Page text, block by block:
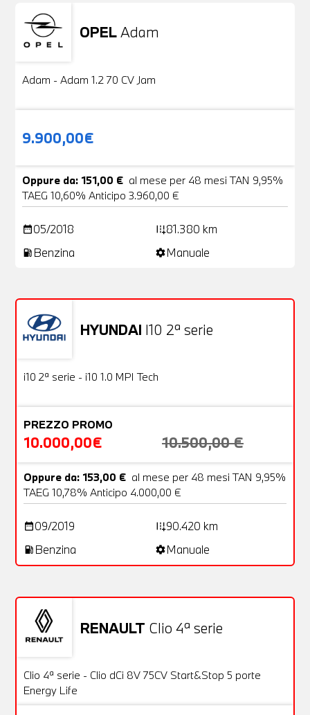
OPELAdam
Usato
Adam - Adam 1.2 70 CV Jam
9.900,00€
Oppure da: 151,00 € al mese per 48 mesi TAN 9,95%
TAEG 10,60% Anticipo 3.960,00 €
date_range05/2018 add_road81.380 km
local_gas_station Benzina settingsManuale
HYUNDAI I10 2ª serie
OFFERTA
Usato
i10 2ª serie - i10 1.0 MPI Tech
PREZZO PROMO
10.000,00€ 10.500,00 €
Oppure da: 153,00 € al mese per 48 mesi TAN 9,95%
TAEG 10,78% Anticipo 4.000,00 €
date_range09/2019 add_road90.420 km
local_gas_station Benzina settingsManuale
RENAULT Clio 4ª serie
OFFERTA
Usato
Clio 4ª serie - Clio dCi 8V 75CV Start&Stop 5 porte
Energy Life